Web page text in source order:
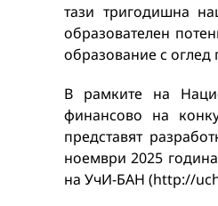
тази тригодишна
образователен
образование с оглед
В рамките на
финансово на
представят
ноември 2025
на УчИ-БАН (http://